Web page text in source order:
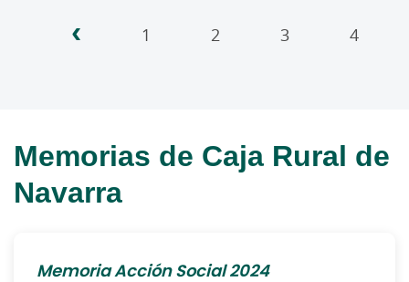
Pagination
‹ 1 2 3 4
Memorias de Caja Rural de
Navarra
Memoria Acción Social 2024